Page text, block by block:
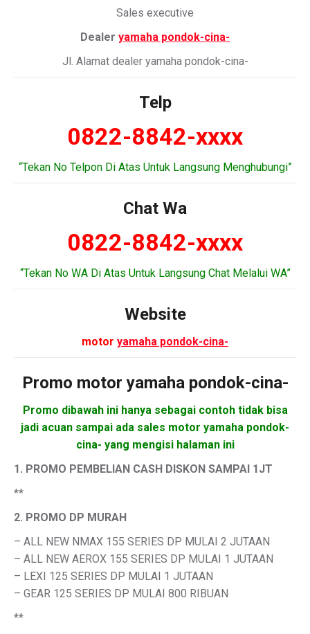
Sales executive
Dealer yamaha pondok-cina-
Jl. Alamat dealer yamaha pondok-cina-
Telp
0822-8842-xxxx
“Tekan No Telpon Di Atas Untuk Langsung Menghubungi”
Chat Wa
0822-8842-xxxx
“Tekan No WA Di Atas Untuk Langsung Chat Melalui WA”
Website
motor yamaha pondok-cina-
Promo motoryamaha pondok-cina-
Promo dibawah ini hanya sebagai contoh tidak bisa
jadi acuan sampai ada sales motor yamaha pondok-
cina- yang mengisi halaman ini
1. PROMO PEMBELIAN CASH DISKON SAMPAI 1JT
**
2. PROMO DP MURAH
– ALL NEW NMAX 155 SERIES DP MULAI 2 JUTAAN
– ALL NEW AEROX 155 SERIES DP MULAI 1 JUTAAN
– LEXI 125 SERIES DP MULAI 1 JUTAAN
– GEAR 125 SERIES DP MULAI 800 RIBUAN
**